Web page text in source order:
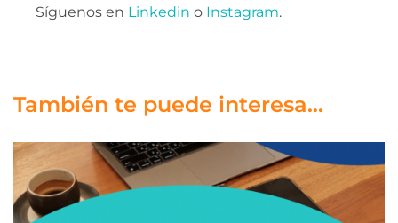
Síguenos en Linkedin o Instagram.
También te puede interesa...